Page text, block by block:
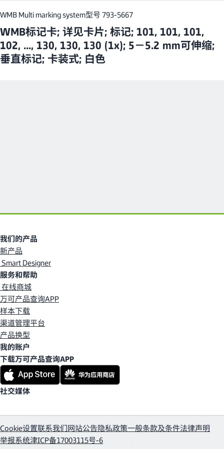
WMB Multi marking system型号 793-5667
WMB标记卡; 详见卡片; 标记; 101, 101, 101,
102, ..., 130, 130, 130 (1x); 5－5.2 mm可伸缩;
垂直标记; 卡装式; 白色
我们的产品
新产品
Smart Designer
服务和帮助
在线商城
万可产品查询APP
样本下载
渠道管理平台
产品换型
我的账户
下载万可产品查询APP
社交媒体
Cookie设置联系我们网站公告隐私政策一般条款及条件法律声明
举报系统津ICP备17003115号-6